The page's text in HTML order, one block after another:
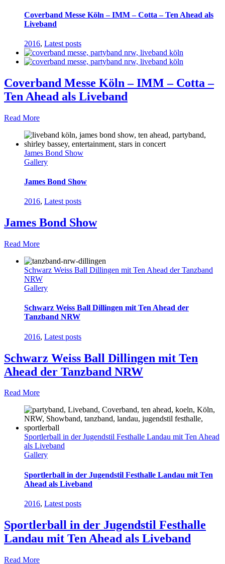
Coverband Messe Köln – IMM – Cotta – Ten Ahead als
Liveband
2016, Latest posts
Coverband Messe Köln – IMM – Cotta –
Ten Ahead als Liveband
Read More
James Bond Show
Gallery
James Bond Show
2016, Latest posts
James Bond Show
Read More
Schwarz Weiss Ball Dillingen mit Ten Ahead der Tanzband
NRW
Gallery
Schwarz Weiss Ball Dillingen mit Ten Ahead der
Tanzband NRW
2016, Latest posts
Schwarz Weiss Ball Dillingen mit Ten
Ahead der Tanzband NRW
Read More
Sportlerball in der Jugendstil Festhalle Landau mit Ten Ahead
als Liveband
Gallery
Sportlerball in der Jugendstil Festhalle Landau mit Ten
Ahead als Liveband
2016, Latest posts
Sportlerball in der Jugendstil Festhalle
Landau mit Ten Ahead als Liveband
Read More